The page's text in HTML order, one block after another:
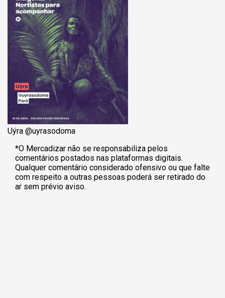
Uýra @‌uyrasodoma
*O Mercadizar não se responsabiliza pelos
comentários postados nas plataformas digitais.
Qualquer comentário considerado ofensivo ou que falte
com respeito a outras pessoas poderá ser retirado do
ar sem prévio aviso.